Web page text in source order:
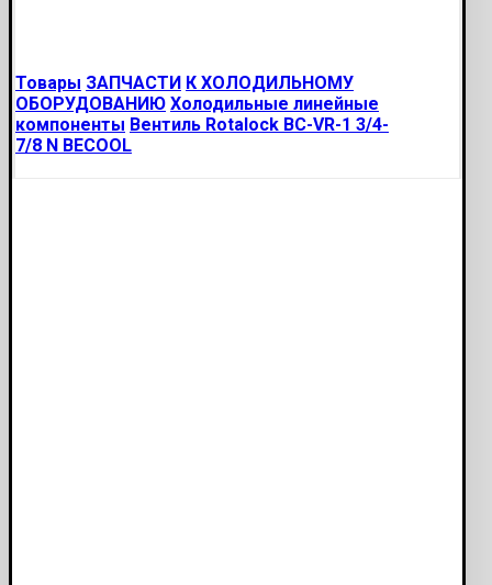
Товары ЗАПЧАСТИ К ХОЛОДИЛЬНОМУ
ОБОРУДОВАНИЮ Холодильные линейные
компоненты Вентиль Rotalock BC-VR-1 3/4-
7/8 N BECOOL